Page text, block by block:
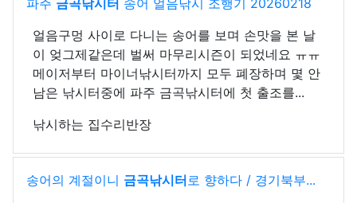
파주 금곡낚시터 송어 얼음낚시 조행기 20260218
얼음구멍 사이로 다니는 송어를 보며 손맛을 본 날
이 엊그제같은데 벌써 마무리시즌이 되었네요 ㅠㅠ
메이저부터 마이너낚시터까지 모두 폐장하며 몇 안
남은 낚시터중에 파주 금곡낚시터에 첫 출조를...
낚시하는 집수리반장
송어의 계절이니 금곡낚시터로 향하다 / 경기북부...